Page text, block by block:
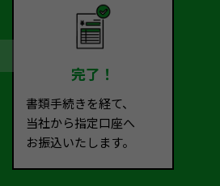
完了！
書類手続きを経て、
当社から指定口座へ
お振込いたします。